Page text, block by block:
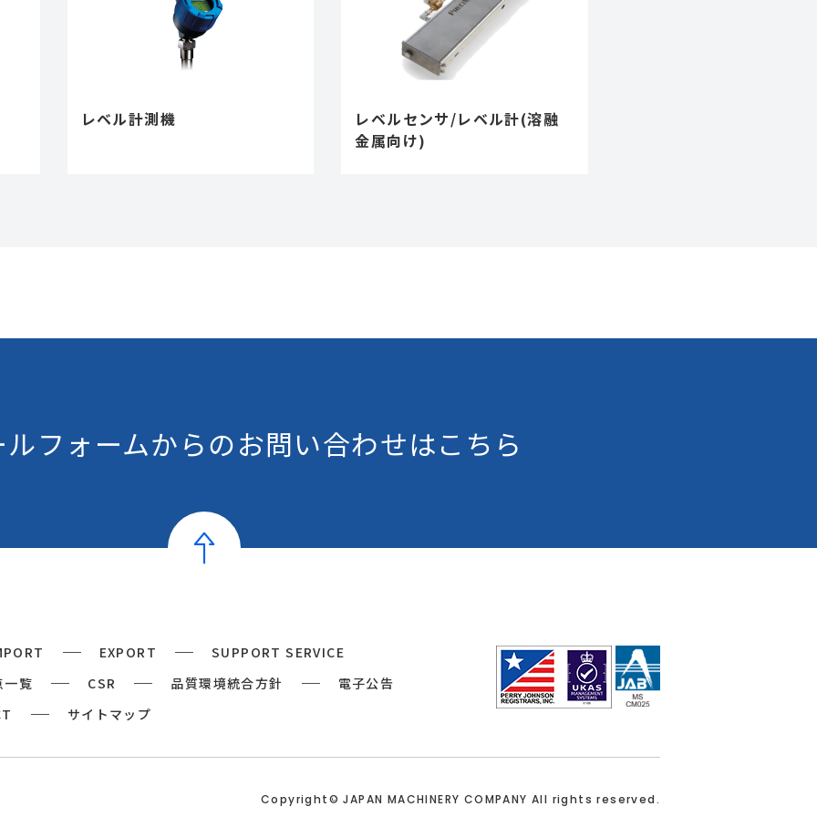
レベル計測機
レベルセンサ/レベル計(溶融
金属向け)
フォームからのお問い合わせはこちら
EXPORT
SUPPORT SERVICE
一覧
CSR 品質環境統合方針
電子公告
サイトマップ
Copyright© JAPAN MACHINERY COMPANY All rights reserved.